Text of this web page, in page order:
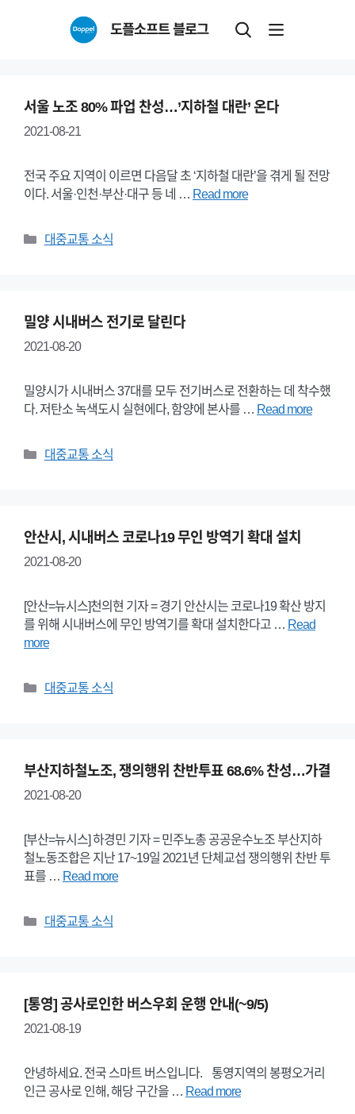
도플소프트 블로그
서울 노조 80% 파업 찬성…’지하철 대란’ 온다
2021-08-21
전국 주요 지역이 이르면 다음달 초 ‘지하철 대란’을 겪게 될 전망
이다. 서울·인천·부산·대구 등 네 … Read more
Categories
대중교통 소식
밀양 시내버스 전기로 달린다
2021-08-20
밀양시가 시내버스 37대를 모두 전기버스로 전환하는 데 착수했
다. 저탄소 녹색도시 실현에다, 함양에 본사를 … Read more
Categories
대중교통 소식
안산시, 시내버스 코로나19 무인 방역기 확대 설치
2021-08-20
[안산=뉴시스]천의현 기자 = 경기 안산시는 코로나19 확산 방지
를 위해 시내버스에 무인 방역기를 확대 설치한다고 … Read
more
Categories
대중교통 소식
부산지하철노조, 쟁의행위 찬반투표 68.6% 찬성…가결
2021-08-20
[부산=뉴시스] 하경민 기자 = 민주노총 공공운수노조 부산지하
철노동조합은 지난 17~19일 2021년 단체교섭 쟁의행위 찬반 투
표를 … Read more
Categories
대중교통 소식
[통영] 공사로인한 버스우회 운행 안내(~9/5)
2021-08-19
안녕하세요. 전국 스마트 버스입니다. 통영지역의 봉평오거리
인근 공사로 인해, 해당 구간을 … Read more